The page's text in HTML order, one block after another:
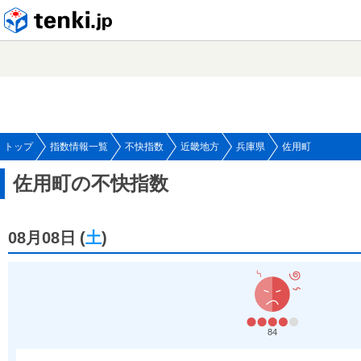
トップ 指数情報一覧 不快指数 近畿地方 兵庫県 佐用町
佐用町の不快指数
08月08日 (土)
84